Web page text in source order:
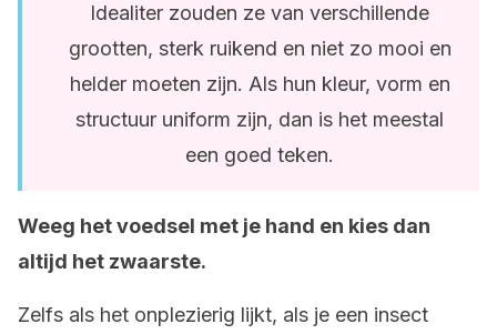
Idealiter zouden ze van verschillende
grootten, sterk ruikend en niet zo mooi en
helder moeten zijn. Als hun kleur, vorm en
structuur uniform zijn, dan is het meestal
een goed teken.
Weeg het voedsel met je hand en kies dan
altijd het zwaarste.
Zelfs als het onplezierig lijkt, als je een insect